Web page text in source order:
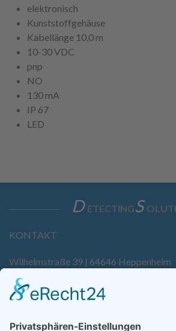
elektronisch
Kunststoffgehäuse
Kabellänge 10,0 m
10-30 VDC
pnp
NO
130 mA
IP 67
LED
D ETECTINGS
KONTAKT
Wilhelmstraße 39 | 64646 Heppenheim
Tel. +49 6252 94299-0
Fax +49 6252 94299-8